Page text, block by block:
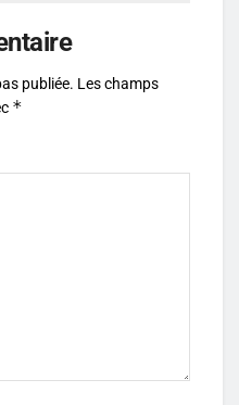
publiée. Les champs
*